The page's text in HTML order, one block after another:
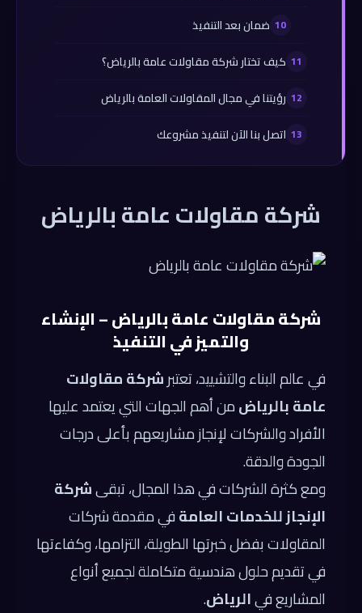
ضمان بعد التنفيذ
كيف تختار شركة مقاولات عامة بالرياض؟
رؤيتنا في مجال المقاولات العامة بالرياض
اتصل بنا الآن لتنفيذ مشروعك
شركة مقاولات عامة بالرياض
شركة مقاولات عامة بالرياض – الإنشاء
والتميز في التنفيذ
في عالم البناء والتشييد، تعتبرشركة مقاولات
عامة بالرياضمن أهم الجهات التي يعتمد عليها
الأفراد والشركات لإنجاز مشاريعهم بأعلى درجات
الجودة والدقة.
ومع كثرة الشركات في هذا المجال، تبقىشركة
الإنجاز للخدمات العامةفي مقدمة شركات
المقاولات بفضل خبرتها الطويلة، التزامها، وكفاءتها
في تقديم حلول هندسية متكاملة لجميع أنواع
المشاريع فيالرياض.